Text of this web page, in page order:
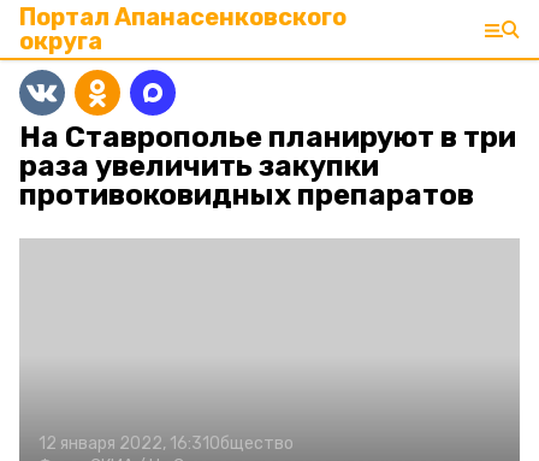
Портал Апанасенковского
округа
На Ставрополье планируют в три
раза увеличить закупки
противоковидных препаратов
12 января 2022, 16:31Общество